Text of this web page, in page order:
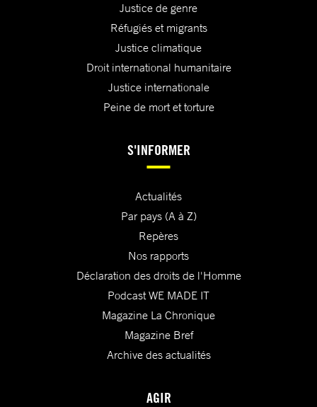
Justice de genre
Réfugiés et migrants
Justice climatique
Droit international humanitaire
Justice internationale
Peine de mort et torture
S'INFORMER
Actualités
Par pays (A à Z)
Repères
Nos rapports
Déclaration des droits de l'Homme
Podcast WE MADE IT
Magazine La Chronique
Magazine Bref
Archive des actualités
AGIR